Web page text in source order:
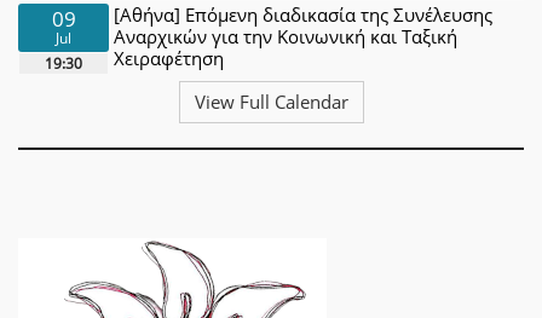
09
Jul
19:30
[Αθήνα] Επόμενη διαδικασία της Συνέλευσης
Αναρχικών για την Κοινωνική και Ταξική
Χειραφέτηση
View Full Calendar